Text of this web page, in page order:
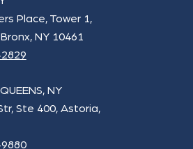
Place, Tower 1,
NY 10461
NY
Ste 400, Astoria,